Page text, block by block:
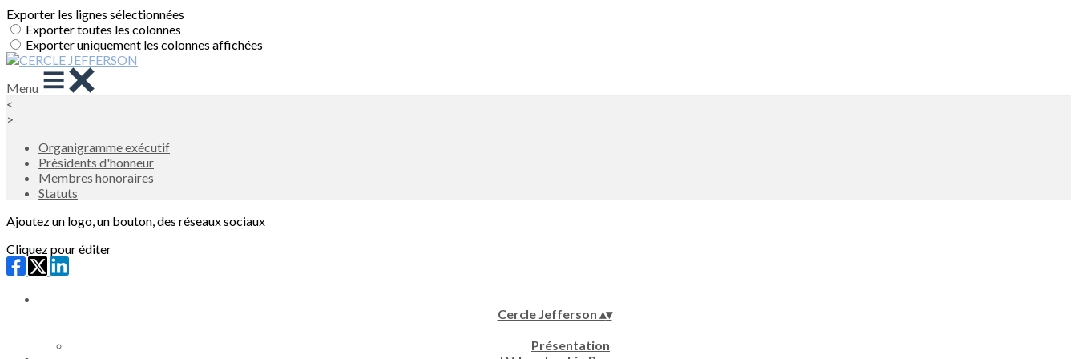
Exporter les lignes sélectionnées
Exporter toutes les colonnes
Exporter uniquement les colonnes affichées
Menu
<
>
Organigramme exécutif
Présidents d'honneur
Membres honoraires
Statuts
Ajoutez un logo, un bouton, des réseaux sociaux
Cliquez pour éditer
Cercle Jefferson ▴▾
Présentation